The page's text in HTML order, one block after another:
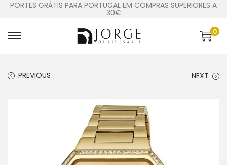
PORTES GRÁTIS PARA PORTUGAL EM COMPRAS SUPERIORES A
30€
0
PREVIOUS NEXT